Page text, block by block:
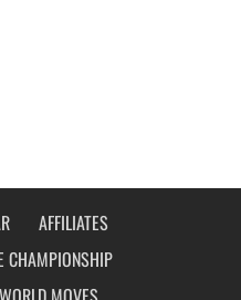
AFFILIATES
CHAMPIONSHIP